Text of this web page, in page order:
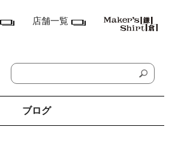
店舗一覧
ブログ